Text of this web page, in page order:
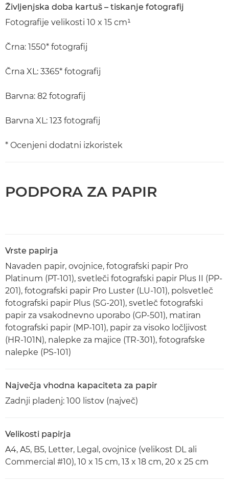
Življenjska doba kartuš – tiskanje fotografij
Fotografije velikosti 10 x 15 cm¹
Črna: 1550* fotografij
Črna XL: 3365* fotografij
Barvna: 82 fotografij
Barvna XL: 123 fotografij
* Ocenjeni dodatni izkoristek
PODPORA ZA PAPIR
Vrste papirja
Navaden papir, ovojnice, fotografski papir Pro
Platinum (PT-101), svetleči fotografski papir Plus II (PP-
201), fotografski papir Pro Luster (LU-101), polsvetleč
fotografski papir Plus (SG-201), svetleč fotografski
papir za vsakodnevno uporabo (GP-501), matiran
fotografski papir (MP-101), papir za visoko ločljivost
(HR-101N), nalepke za majice (TR-301), fotografske
nalepke (PS-101)
Največja vhodna kapaciteta za papir
Zadnji pladenj: 100 listov (največ)
Velikosti papirja
A4, A5, B5, Letter, Legal, ovojnice (velikost DL ali
Commercial #10), 10 x 15 cm, 13 x 18 cm, 20 x 25 cm